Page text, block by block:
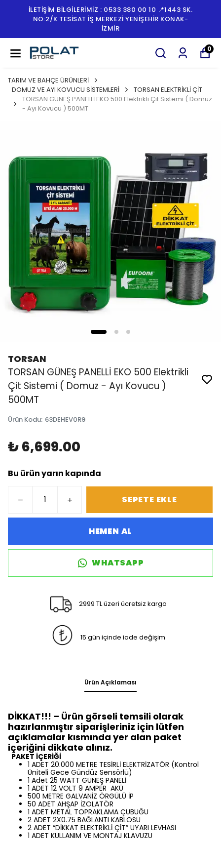
İLETİŞİM BİLGİLERİMİZ : 0533 380 00 10 📍1443 SK.
NO:2/K TESISAT İŞ MERKEZI YENIŞEHIR KONAK-
İZMİR
0
TARIM VE BAHÇE ÜRÜNLERİ
DOMUZ VE AYI KOVUCU SİSTEMLERİ
TORSAN ELEKTRİKLİ ÇİT
TORSAN GÜNEŞ PANELLİ EKO 500 Elektrikli Çit Sistemi ( Domuz
- Ayı Kovucu ) 500MT
TORSAN
TORSAN GÜNEŞ PANELLİ EKO 500 Elektrikli
Çit Sistemi ( Domuz - Ayı Kovucu )
500MT
Ürün Kodu: 63DEHEV0R9
₺ 6,699.00
Bu ürün yarın kapında
SEPETE EKLE
HEMEN AL
WHATSAPP
2999 TL üzeri ücretsiz kargo
15 gün içinde iade değişim
Ürün Açıklaması
DİKKAT!!! – Ürün görseli temsili olarak
hazırlanmıştır siparişleriniz için lütfen
açıklamalar kısmında yer alan paket
içeriğini dikkate alınız.
PAKET İÇERİĞİ
1 ADET 20.000 METRE TESİRLİ ELEKTRİZATÖR (Kontrol
Üniteli Gece Gündüz Sensörlü)
1 Adet 25 WATT GÜNEŞ PANELİ
1 ADET 12 VOLT 9 AMPER AKÜ
500 METRE GALVANİZ ÖRGÜLÜ İP
50 ADET AHŞAP İZOLATÖR
1 ADET METAL TOPRAKLAMA ÇUBUĞU
2 ADET 2X0.75 BAĞLANTI KABLOSU
2 ADET “DİKKAT ELEKTRİKLİ ÇİT” UYARI LEVHASI
1 ADET KULLANIM VE MONTAJ KLAVUZU